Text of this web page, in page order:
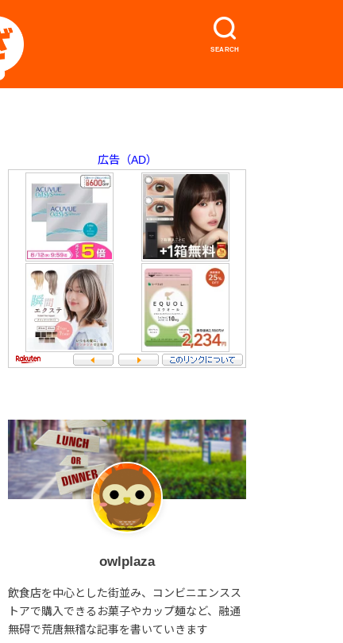
SEARCH
広告（AD）
owlplaza
飲食店を中心とした街並み、コンビニエンスス
トアで購入できるお菓子やカップ麺など、融通
無碍で荒唐無稽な記事を書いていきます